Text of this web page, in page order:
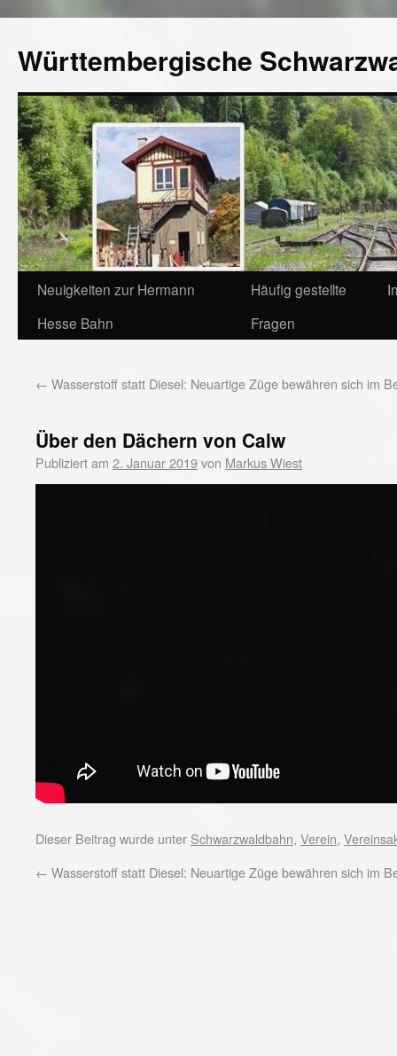
Württembergische
Neuigkeiten zur Hermann
Hesse Bahn
Häufig gestellte
Fragen
← Wasserstoff statt Diesel: Neuartige Züge bewähren sich im
Über den Dächern von Calw
Publiziert am 2. Januar 2019von Markus Wiest
Dieser Beitrag wurde unter Schwarzwaldbahn, Verein,
← Wasserstoff statt Diesel: Neuartige Züge bewähren sich im